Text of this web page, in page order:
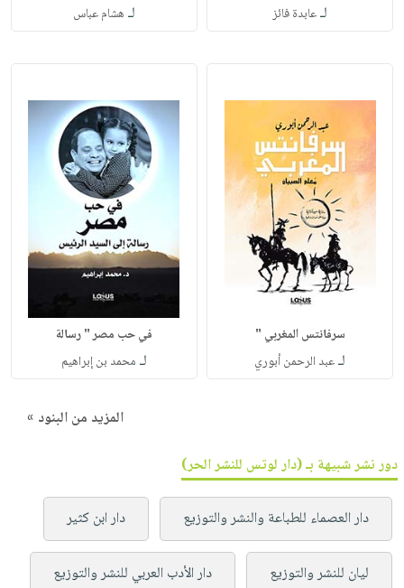
لـعابدة فائز لـ هشام عباس
سرفانتس المغربي "
لـعبد الرحمن أبوري
في حب مصر " رسالة
لـ محمد بن إبراهيم
المزيد من البنود »
دور نشر شبيهة بـ (دار لوتس للنشر الحر)
دار العصماء للطباعة والنشر والتوزيع دار ابن كثير
ليان للنشر والتوزيع دار الأدب العربي للنشر والتوزيع